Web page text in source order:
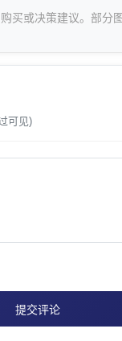
买或决策建议。部分
可见)
提交评论